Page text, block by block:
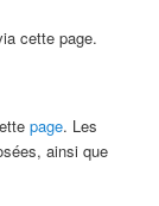
cette page.
page. Les
ainsi que